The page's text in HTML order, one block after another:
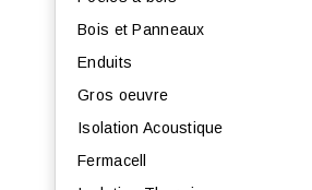
Bois et Panneaux
Enduits
Gros oeuvre
Isolation Acoustique
Fermacell